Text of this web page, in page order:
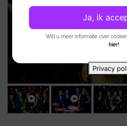
vergeten!
Wilt u meer informatie over
hier!
Ja, ik
Privacy